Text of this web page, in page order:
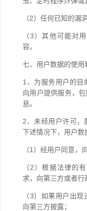
（2）任何已知的漏
（3）其他可能对
容。
七、用户数据的使用
1、为服务用户的目
向用户提供服务，
息。
2、未经用户许可，
下述情况下，用户数
（1）经用户同意，
（2）根据法律的
求，向第三方或者行
（3）如果用户出
向第三方披露；